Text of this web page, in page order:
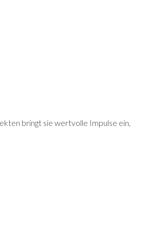
bringt sie wertvolle Impulse ein,